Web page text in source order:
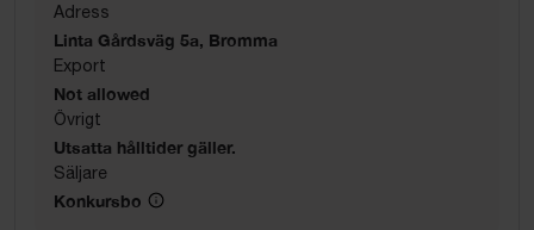
Adress
Linta Gårdsväg 5a, Bromma
Export
Not allowed
Övrigt
Utsatta hålltider gäller.
Säljare
Konkursbo